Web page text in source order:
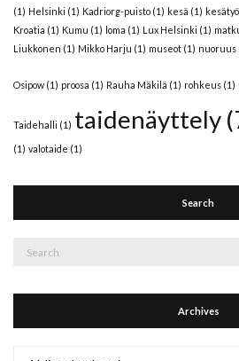
(1) Helsinki (1) Kadriorg-puisto (1) kesä (1) kesätyö
Kroatia (1) Kumu (1) loma (1) Lux Helsinki (1)
Liukkonen (1) Mikko Harju (1) museot (1) nuoruus
Osipow (1) proosa (1) Rauha Mäkilä (1) rohkeus (1)
Taidehalli (1) taidenäyttely
(1) valotaide (1)
Search
Archives